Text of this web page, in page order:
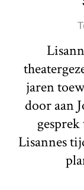
jaren
door aan
Lisannes